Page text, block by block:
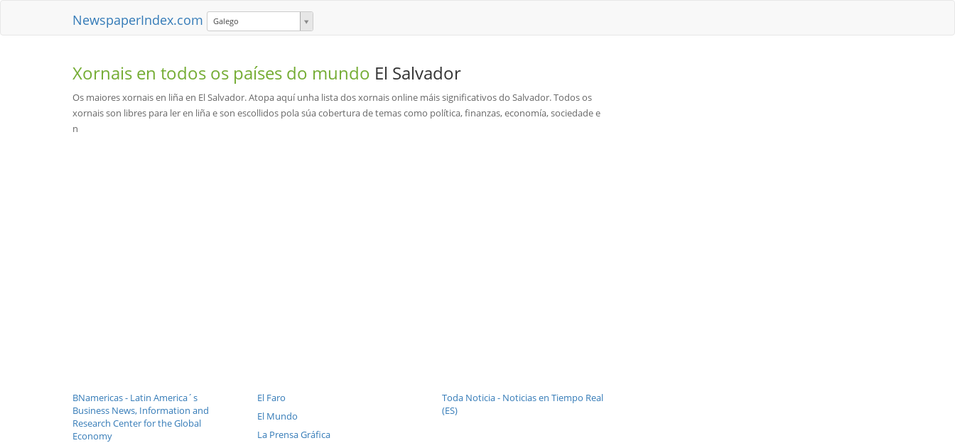
NewspaperIndex.com Galego
Xornais en todos os países do mundo El Salvador
Os maiores xornais en liña en El Salvador. Atopa aquí unha lista dos xornais online máis significativos do Salvador. Todos os
xornais son libres para ler en liña e son escollidos pola súa cobertura de temas como política, finanzas, economía, sociedade e
n
BNamericas - Latin America´s
Business News, Information and
Research Center for the Global
Economy
El Faro
El Mundo
La Prensa Gráfica
Toda Noticia - Noticias en Tiempo Real
(ES)